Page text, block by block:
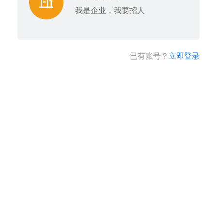
我是企业，我要招人
已有账号？ 立即登录